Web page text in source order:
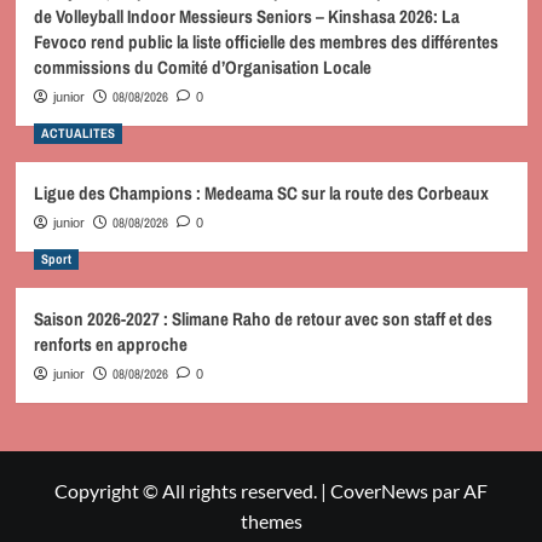
de Volleyball Indoor Messieurs Seniors – Kinshasa 2026: La
Fevoco rend public la liste officielle des membres des différentes
commissions du Comité d’Organisation Locale
junior 08/08/2026 0
ACTUALITES
Ligue des Champions : Medeama SC sur la route des Corbeaux
junior 08/08/2026 0
Sport
Saison 2026-2027 : Slimane Raho de retour avec son staff et des
renforts en approche
junior 08/08/2026 0
Copyright © All rights reserved. | CoverNews par AF
themes